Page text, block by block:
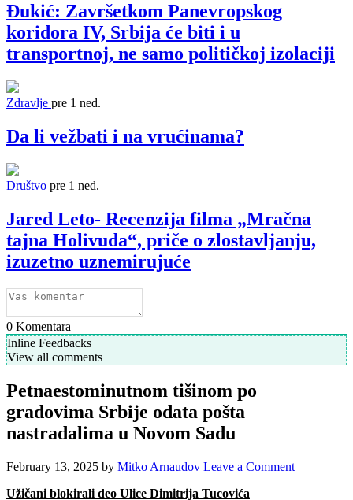
Đukić: Završetkom Panevropskog
koridora IV, Srbija će biti i u
transportnoj, ne samo političkoj izolaciji
Zdravlje pre 1 ned.
Da li vežbati i na vrućinama?
Društvo pre 1 ned.
Jared Leto- Recenzija filma „Mračna
tajna Holivuda“, priče o zlostavljanju,
izuzetno uznemirujuće
0 Komentara
Inline Feedbacks
View all comments
Petnaestominutnom tišinom po
gradovima Srbije odata pošta
nastradalima u Novom Sadu
February 13, 2025 by Mitko Arnaudov Leave a Comment
Užičani blokirali deo Ulice Dimitrija Tucovića